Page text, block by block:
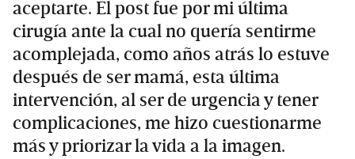
aceptarte. El post fue por mi última
cirugía ante la cual no quería sentirme
acomplejada, como años atrás lo estuve
después de ser mamá, esta última
intervención, al ser de urgencia y tener
complicaciones, me hizo cuestionarme
más y priorizar la vida a la imagen.